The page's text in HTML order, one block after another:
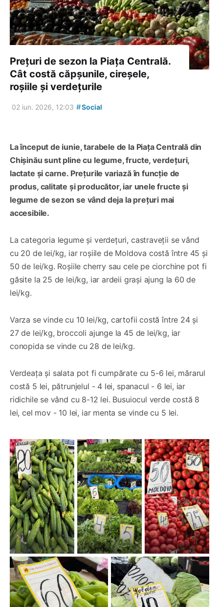
Prețuri de sezon la Piața Centrală.
Cât costă căpșunile, cireșele,
roșiile și verdețurile
02 iun. 2026, 12:03 #Social
La început de iunie, tarabele de la Piața Centrală din
Chișinău sunt pline cu legume, fructe, verdețuri,
lactate și carne. Prețurile variază în funcție de
produs, calitate și producător, iar unele fructe și
legume de sezon se vând deja la prețuri mai
accesibile.
La categoria legume și verdețuri, castraveții se vând
cu 20 de lei/kg, iar roșiile de Moldova costă între 45 și
50 de lei/kg. Roșiile cherry sau cele pe ciorchine pot fi
găsite la 25 de lei/kg, iar ardeii grași ajung la 60 de
lei/kg.
Varza se vinde cu 10 lei/kg, cartofii costă între 24 și
27 de lei/kg, broccoli ajunge la 45 de lei/kg, iar
conopida se vinde cu 28 de lei/kg.
Verdeața și salata pot fi cumpărate cu 5-6 lei, mărarul
costă 5 lei, pătrunjelul - 4 lei, spanacul - 6 lei, iar
ridichile se vând cu 8-12 lei. Busuiocul verde costă 8
lei, cel mov - 10 lei, iar menta se vinde cu 5 lei.